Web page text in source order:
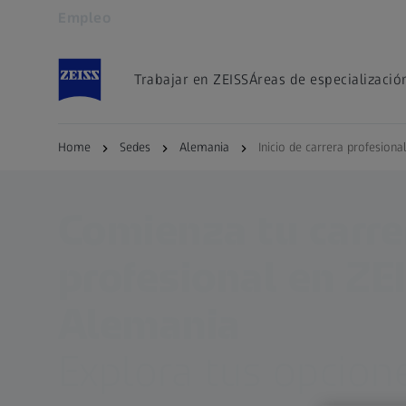
Trabajar en ZEISSÁreas de
Home Sedes Alemania Inicio de carrera profesional